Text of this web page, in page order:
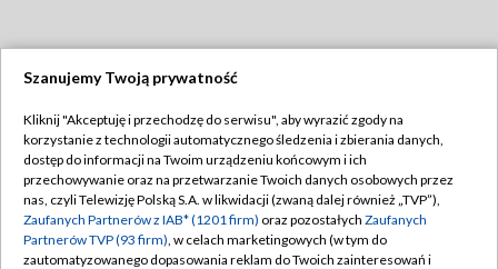
TVP
Abonament TVP
Emisja w TVP
Centrum informacji TVP
Regulamin TVP
Polityka prywatności
Moje zgody
Szanujemy Twoją prywatność
Kliknij "Akceptuję i przechodzę do serwisu", aby wyrazić zgody na
korzystanie z technologii automatycznego śledzenia i zbierania danych,
dostęp do informacji na Twoim urządzeniu końcowym i ich
przechowywanie oraz na przetwarzanie Twoich danych osobowych przez
nas, czyli Telewizję Polską S.A. w likwidacji (zwaną dalej również „TVP”),
Zaufanych Partnerów z IAB* (1201 firm) oraz pozostałych Zaufanych
Partnerów TVP (93 firm), w celach marketingowych (w tym do
zautomatyzowanego dopasowania reklam do Twoich zainteresowań i